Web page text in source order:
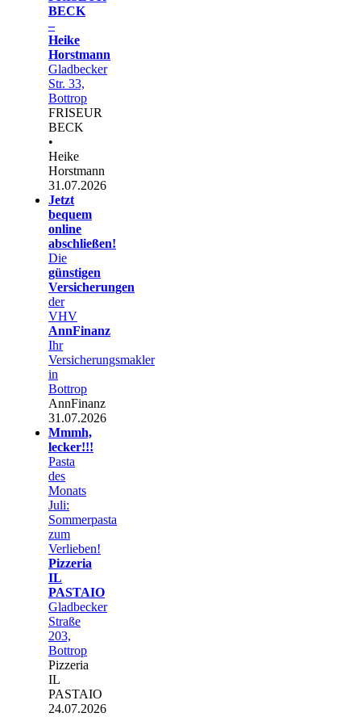
BECK
–
Heike
Horstmann
Gladbecker
Str. 33,
Bottrop
FRISEUR
BECK
•
Heike
Horstmann
31.07.2026
Jetzt
bequem
online
abschließen!
Die
günstigen
Versicherungen
der
VHV
AnnFinanz
Ihr
Versicherungsmakler
in
Bottrop
AnnFinanz
31.07.2026
Mmmh,
lecker!!!
Pasta
des
Monats
Juli:
Sommerpasta
zum
Verlieben!
Pizzeria
IL
PASTAIO
Gladbecker
Straße
203,
Bottrop
Pizzeria
IL
PASTAIO
24.07.2026